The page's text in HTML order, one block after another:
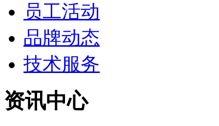
员工活动
品牌动态
技术服务
资讯中心